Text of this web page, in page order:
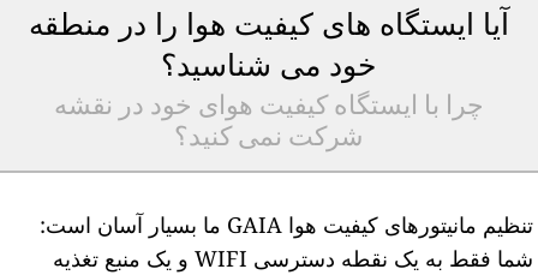
آیا ایستگاه های کیفیت هوا را در منطقه
خود می شناسید؟
چرا با ایستگاه کیفیت هوای خود در نقشه
شرکت نمی کنید؟
تنظیم مانیتورهای کیفیت هوا GAIA ما بسیار آسان است:
شما فقط به یک نقطه دسترسی WIFI و یک منبع تغذیه